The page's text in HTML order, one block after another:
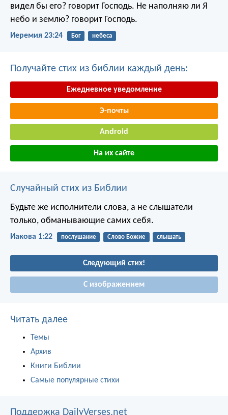
видел бы его? говорит Господь. Не наполняю ли Я
небо и землю? говорит Господь.
Иеремия 23:24 Бог небеса
Получайте стих из библии каждый день:
Ежедневное уведомление
Э-почты
Android
На их сайте
Случайный стих из Библии
Будьте же исполнители слова, а не слышатели
только, обманывающие самих себя.
Иакова 1:22 послушание Слово Божие слышать
Следующий стих!
С изображением
Читать далее
Темы
Архив
Книги Библии
Самые популярные стихи
Поддержка DailyVerses.net